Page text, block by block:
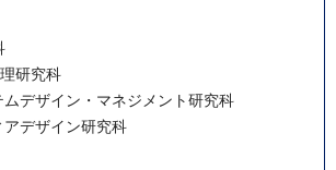
研究科
デザイン・マネジメント研究科
デザイン研究科